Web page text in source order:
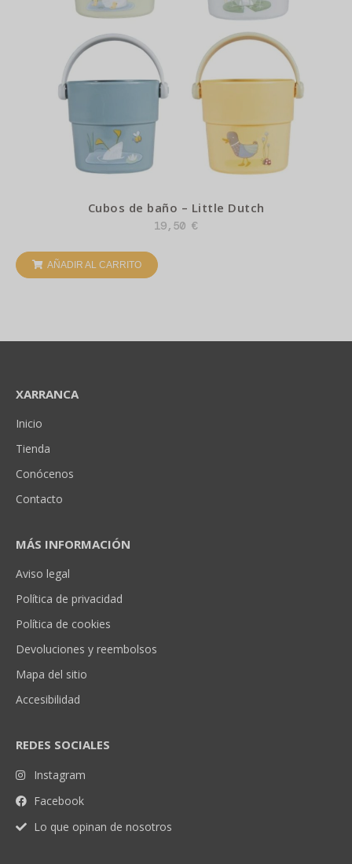
Cubos de baño – Little Dutch
19,50 €
AÑADIR AL CARRITO
XARRANCA
Inicio
Tienda
Conócenos
Contacto
MÁS INFORMACIÓN
Aviso legal
Política de privacidad
Política de cookies
Devoluciones y reembolsos
Mapa del sitio
Accesibilidad
REDES SOCIALES
Instagram
Facebook
Lo que opinan de nosotros